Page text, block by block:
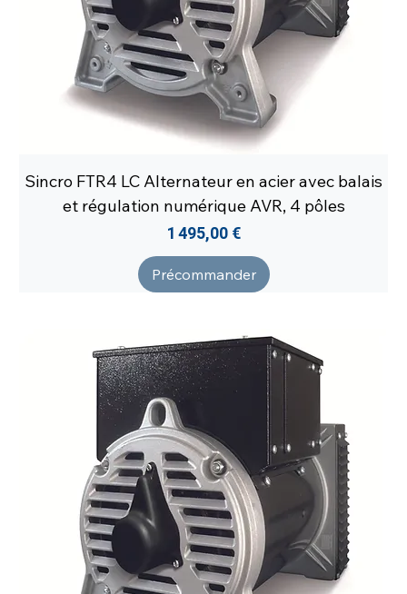
Sincro FTR4 LC Alternateur en acier avec balais
et régulation numérique AVR, 4 pôles
Prix
1 495,00 €
Précommander